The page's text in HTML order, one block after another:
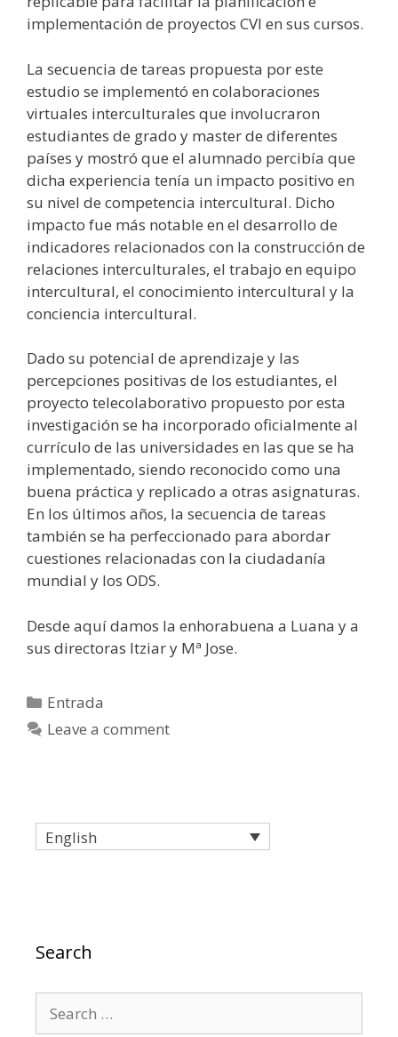
implementación de proyectos CVI en sus cursos.
La secuencia de tareas propuesta por este
estudio se implementó en colaboraciones
virtuales interculturales que involucraron
estudiantes de grado y master de diferentes
países y mostró que el alumnado percibía que
dicha experiencia tenía un impacto positivo en
su nivel de competencia intercultural. Dicho
impacto fue más notable en el desarrollo de
indicadores relacionados con la construcción de
relaciones interculturales, el trabajo en equipo
intercultural, el conocimiento intercultural y la
conciencia intercultural.
Dado su potencial de aprendizaje y las
percepciones positivas de los estudiantes, el
proyecto telecolaborativo propuesto por esta
investigación se ha incorporado oficialmente al
currículo de las universidades en las que se ha
implementado, siendo reconocido como una
buena práctica y replicado a otras asignaturas.
En los últimos años, la secuencia de tareas
también se ha perfeccionado para abordar
cuestiones relacionadas con la ciudadanía
mundial y los ODS.
Desde aquí damos la enhorabuena a Luana y a
sus directoras Itziar y Mª Jose.
Categories
Entrada
Leave a comment
English
Search
for: